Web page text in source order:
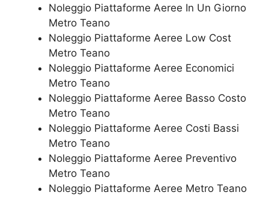
Noleggio Piattaforme Aeree In Un Giorno
Metro Teano
Noleggio Piattaforme Aeree Low Cost
Metro Teano
Noleggio Piattaforme Aeree Economici
Metro Teano
Noleggio Piattaforme Aeree Basso Costo
Metro Teano
Noleggio Piattaforme Aeree Costi Bassi
Metro Teano
Noleggio Piattaforme Aeree Preventivo
Metro Teano
Noleggio Piattaforme Aeree Metro Teano